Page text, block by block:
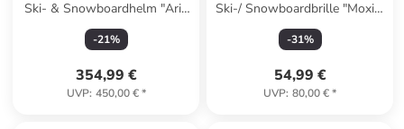
Ski- & Snowboardhelm "Aria
Spherical MIPS" in Weiß
-21%
354,99 €
UVP: 450,00 €*
Ski-/ Snowboardbrille "Moxie"
in Schwarz/ Lila
-31%
54,99 €
UVP: 80,00 €*